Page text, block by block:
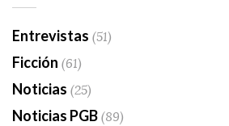
Entrevistas (51)
Ficción (61)
Noticias (25)
Noticias PGB(89)